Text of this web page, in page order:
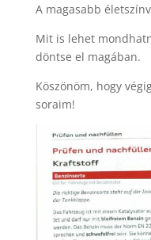
A magasabb
Mit is lehet
döntse el magában.
Köszönöm, hogy
soraim!